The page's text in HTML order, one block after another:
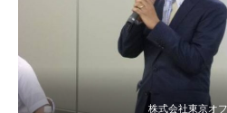
株式会社東京オ